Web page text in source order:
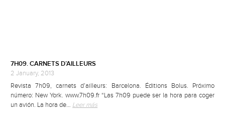
7H09. CARNETS D’AILLEURS
2 January, 2013
Revista 7h09, carnets d’ailleurs: Barcelona. Éditions Bolus. Próximo
número: New York. www.7h09.fr “Las 7h09 puede ser la hora para coger
un avión. La hora de… Leer más